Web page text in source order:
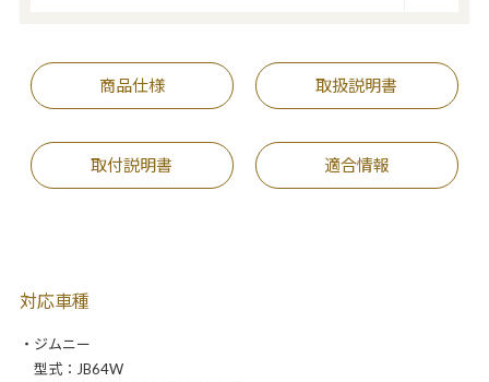
商品仕様 取扱説明書
取付説明書 適合情報
対応車種
・ジムニー
型式：JB64W